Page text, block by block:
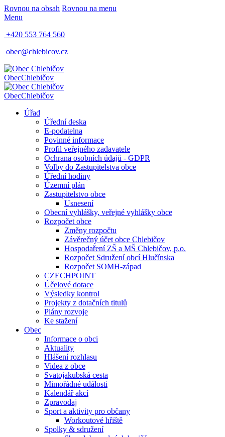
Rovnou na obsah Rovnou na menu
Menu
+420 553 764 560
obec@chlebicov.cz
ObecChlebičov
ObecChlebičov
Úřad
Úřední deska
E-podatelna
Povinné informace
Profil veřejného zadavatele
Ochrana osobních údajů - GDPR
Volby do Zastupitelstva obce
Úřední hodiny
Územní plán
Zastupitelstvo obce
Usnesení
Obecní vyhlášky, veřejné vyhlášky obce
Rozpočet obce
Změny rozpočtu
Závěrečný účet obce Chlebičov
Hospodaření ZŠ a MŠ Chlebičov, p.o.
Rozpočet Sdružení obcí Hlučínska
Rozpočet SOMH-západ
CZECHPOINT
Účelové dotace
Výsledky kontrol
Projekty z dotačních titulů
Plány rozvoje
Ke stažení
Obec
Informace o obci
Aktuality
Hlášení rozhlasu
Videa z obce
Svatojakubská cesta
Mimořádné události
Kalendář akcí
Zpravodaj
Sport a aktivity pro občany
Workoutové hřiště
Spolky & sdružení